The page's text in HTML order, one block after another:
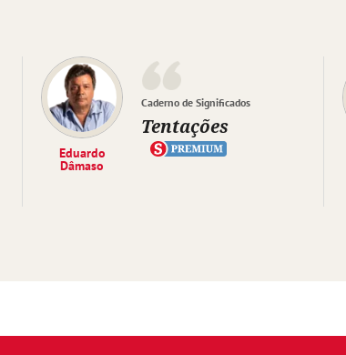
Eduardo
Dâmaso
Caderno de Significados
Tentações